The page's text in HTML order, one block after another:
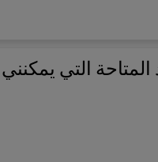
المتاحة التي